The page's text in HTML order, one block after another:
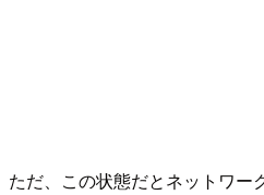
ただ、この状態だとネットワー